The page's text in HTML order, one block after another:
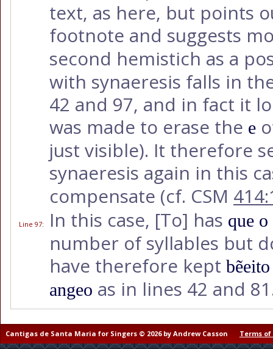
text, as here, but points
footnote and suggests
second hemistich as a
with synaeresis falls in
42 and 97, and in fact it
was made to erase the e
just visible). It therefore
synaeresis again in this
compensate (cf. CSM
Line 97: In this case, [To] has que o
number of syllables but
have therefore kept bẽeito
angeo as in lines 42 and
Cantigas de Santa Maria for Singers © 2026 by Andrew Casson Terms of